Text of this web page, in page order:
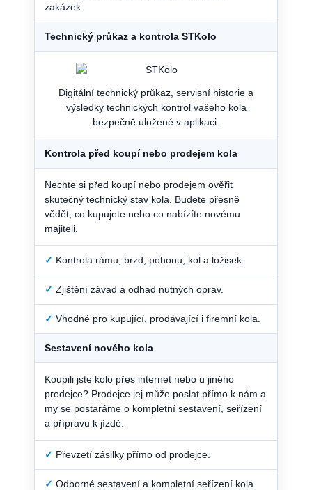
zakázek.
Technický průkaz a kontrola STKolo
Digitální technický průkaz, servisní historie a
výsledky technických kontrol vašeho kola
bezpečně uložené v aplikaci.
Kontrola před koupí nebo prodejem kola
Nechte si před koupí nebo prodejem ověřit
skutečný technický stav kola. Budete přesně
vědět, co kupujete nebo co nabízíte novému
majiteli.
✓ Kontrola rámu, brzd, pohonu, kol a ložisek.
✓ Zjištění závad a odhad nutných oprav.
✓ Vhodné pro kupující, prodávající i firemní kola.
Sestavení nového kola
Koupili jste kolo přes internet nebo u jiného
prodejce? Prodejce jej může poslat přímo k nám a
my se postaráme o kompletní sestavení, seřízení
a přípravu k jízdě.
✓ Převzetí zásilky přímo od prodejce.
✓ Odborné sestavení a kompletní seřízení kola.